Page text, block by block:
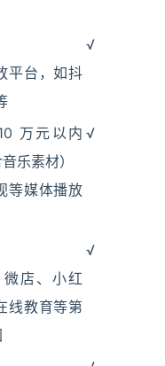
平台，如抖
√
万元以内
乐素材）
等媒体播放
√
店、小红
线教育等第
√